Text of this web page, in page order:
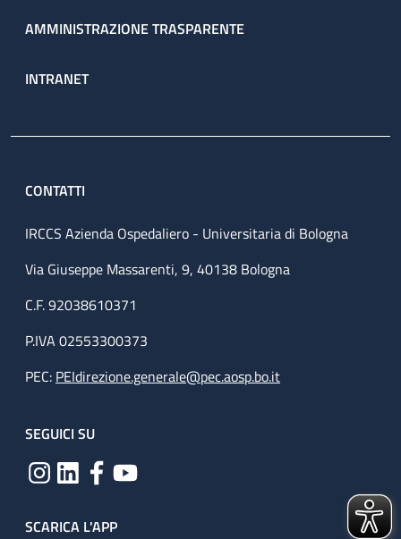
AMMINISTRAZIONE TRASPARENTE
INTRANET
CONTATTI
IRCCS Azienda Ospedaliero - Universitaria di Bologna
Via Giuseppe Massarenti, 9, 40138 Bologna
C.F. 92038610371
P.IVA 02553300373
PEC: PEIdirezione.generale@pec.aosp.bo.it
SEGUICI SU
SCARICA L'APP